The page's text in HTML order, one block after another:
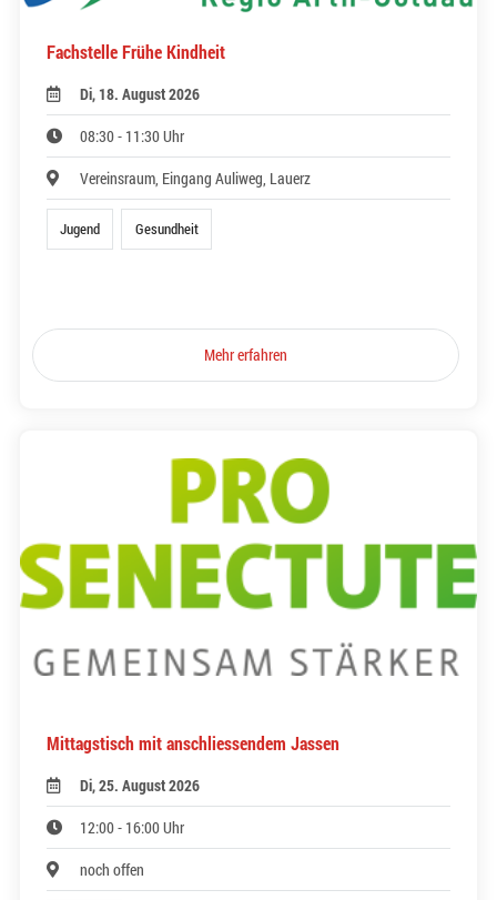
Fachstelle Frühe Kindheit
Di, 18. August 2026
08:30 - 11:30 Uhr
Vereinsraum, Eingang Auliweg, Lauerz
Jugend Gesundheit
Mehr erfahren
Mittagstisch mit anschliessendem Jassen
Di, 25. August 2026
12:00 - 16:00 Uhr
noch offen